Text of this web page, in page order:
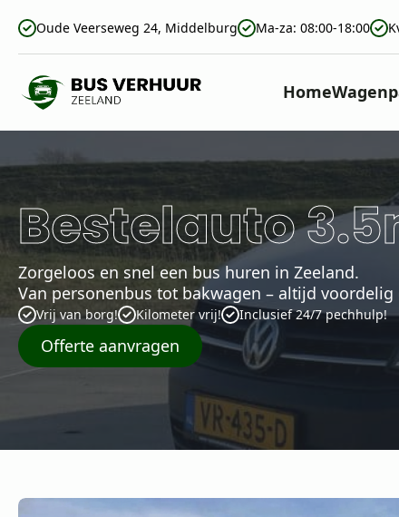
Oude Veerseweg 24, Middelburg Ma-za: 08:00-18:00
Home
Bestelauto
Zorgeloos en snel een bus huren in Zeeland.
Van personenbus tot bakwagen – altijd
Vrij van borg! Kilometer vrij! Inclusief 24/7 pechhulp!
Offerte aanvragen